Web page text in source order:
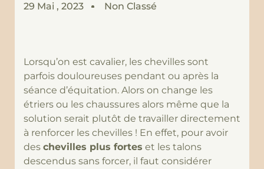
29 Mai , 2023 Non Classé
Lorsqu’on est cavalier, les chevilles sont
parfois douloureuses pendant ou après la
séance d’équitation. Alors on change les
étriers ou les chaussures alors même que la
solution serait plutôt de travailler directement
à renforcer les chevilles ! En effet, pour avoir
des chevilles plus fortes et les talons
descendus sans forcer, il faut considérer